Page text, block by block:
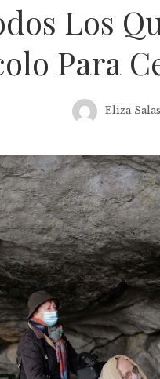
Los
Para
Eliza